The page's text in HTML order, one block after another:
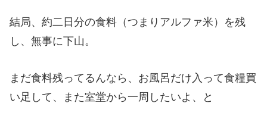
結局、約二日分の食料（つまりアルファ米）を残
し、無事に下山。
まだ食料残ってるんなら、お風呂だけ入って食糧買
い足して、また室堂から一周したいよ、と